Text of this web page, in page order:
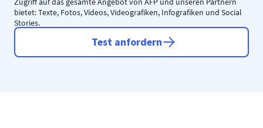
bietet: Texte, Fotos, Videos, Videografiken, Infografiken und Social
Stories.
Test anfordern